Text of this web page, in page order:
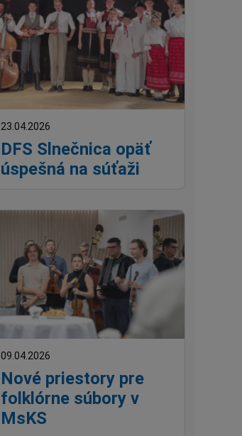
DFS Slnečnica opäť
úspešná na súťaži
23.04.2026
Nové priestory pre
folklórne súbory v
MsKS
09.04.2026